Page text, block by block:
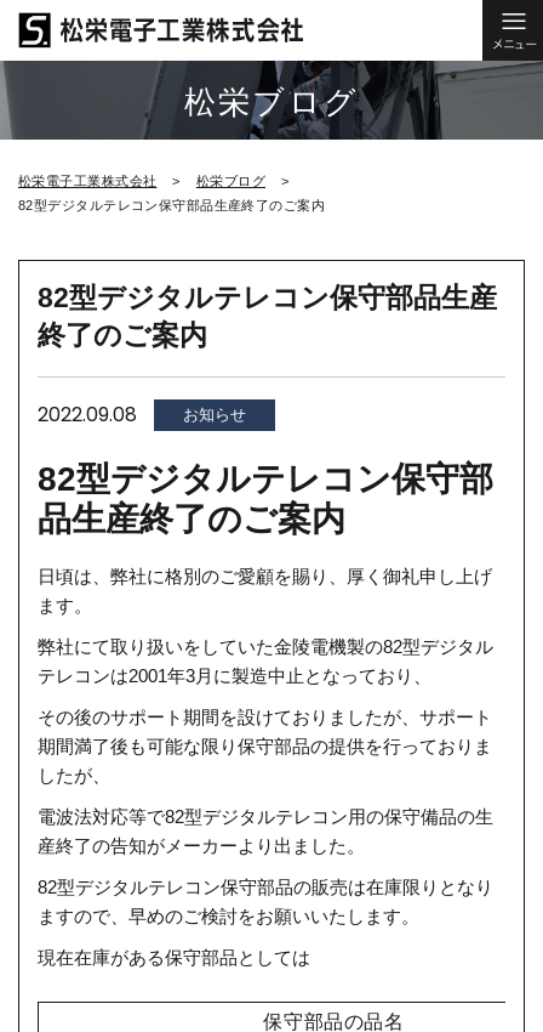
松栄ブログ
松栄電子工業株式会社
松栄ブログ
82型デジタルテレコン保守部品生産終了のご案内
82型デジタルテレコン保守部品生産
終了のご案内
2022.09.08 お知らせ
82型デジタルテレコン保守部
品生産終了のご案内
日頃は、弊社に格別のご愛顧を賜り、厚く御礼申し上げ
ます。
弊社にて取り扱いをしていた金陵電機製の82型デジタル
テレコンは2001年3月に製造中止となっており、
その後のサポート期間を設けておりましたが、サポート
期間満了後も可能な限り保守部品の提供を行っておりま
したが、
電波法対応等で82型デジタルテレコン用の保守備品の生
産終了の告知がメーカーより出ました。
82型デジタルテレコン保守部品の販売は在庫限りとなり
ますので、早めのご検討をお願いいたします。
現在在庫がある保守部品としては
保守部品の品名